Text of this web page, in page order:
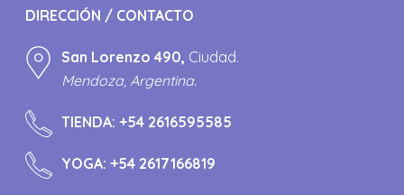
DIRECCIÓN / CONTACTO
San Lorenzo 490, Ciudad.
Mendoza, Argentina.
TIENDA:+54 2616595585
YOGA:+54 2617166819